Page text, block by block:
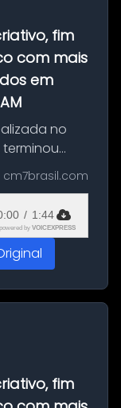
fim
com mais
em
no
115
cidade. O
cm7brasil.com
/ 1:44
powered by VOICEXPRESS
fim